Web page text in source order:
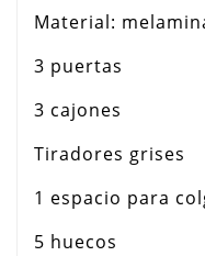
Material:
3 puertas
3 cajones
Tiradores grises
1 espacio para
5 huecos